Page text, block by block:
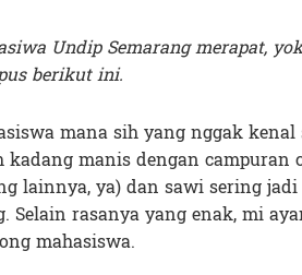
Undip Semarang merapat,
berikut ini.
mana sih yang nggak
kadang manis dengan campuran
lainnya, ya) dan sawi sering
Selain rasanya yang enak, mi
mahasiswa.